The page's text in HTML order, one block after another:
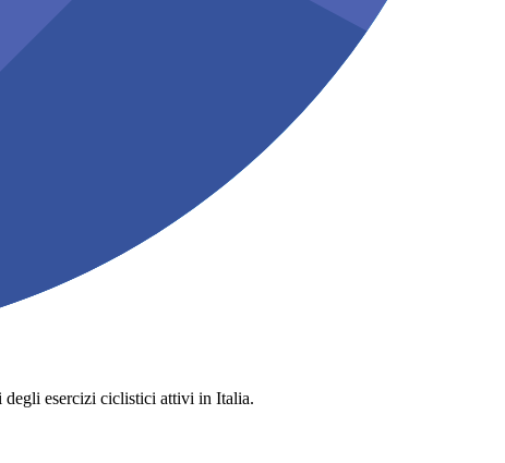
degli esercizi ciclistici attivi in Italia.